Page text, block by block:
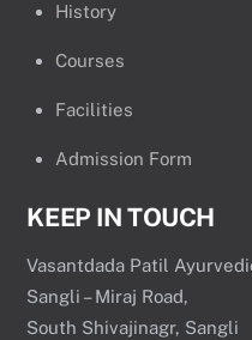
History
Courses
Facilities
Admission Form
KEEP IN TOUCH
Vasantdada Patil
Sangli – Miraj Road,
South Shivajinagr, Sangli